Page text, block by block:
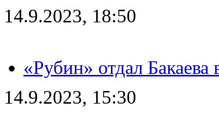
14.9.2023, 18:50
«Рубин» отдал
14.9.2023, 15:30